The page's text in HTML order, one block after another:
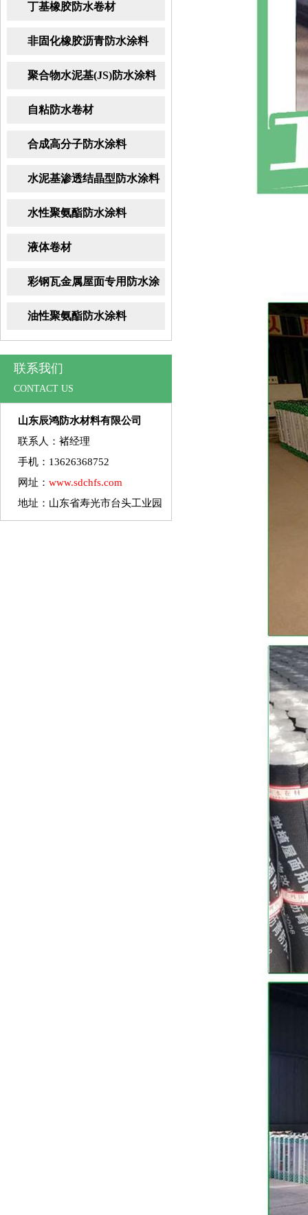
丁基橡胶防水卷材
非固化橡胶沥青防水涂料
聚合物水泥基(JS)防水涂料
自粘防水卷材
合成高分子防水涂料
水泥基渗透结晶型防水涂料
水性聚氨酯防水涂料
液体卷材
彩钢瓦金属屋面专用防水涂
料
油性聚氨酯防水涂料
联系我们
CONTACT US
山东辰鸿防水材料有限公司
联系人：褚经理
手机：13626368752
网址： www.sdchfs.com
地址：山东省寿光市台头工业园